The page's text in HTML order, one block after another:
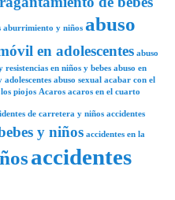
aburrimiento y niños abuso
en adolescentes abuso
en niños y bebes abuso en
adolescentes abuso sexual acabar con el
piojos Acaros acaros en el cuarto
de carretera y niños accidentes
y niños accidentes en la
accidentes